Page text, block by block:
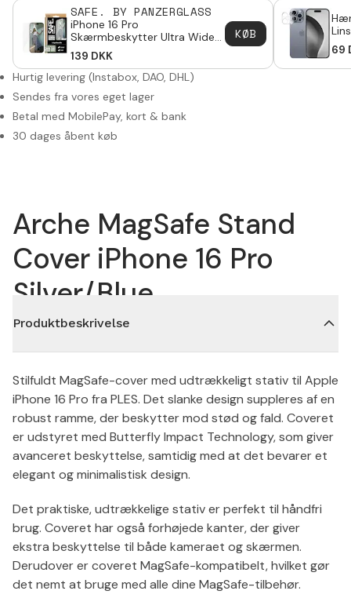
SAFE. BY PANZERGLASS
iPhone 16 Pro
Skærmbeskytter Ultra Wide
Fit (with EasyAligner)
139 DKK
KØB
Pro
69
Hurtig levering (Instabox, DAO, DHL)
Sendes fra vores eget lager
Betal med MobilePay, kort & bank
30 dages åbent køb
Arche MagSafe Stand
Cover iPhone 16 Pro
Silver/Blue
Produktbeskrivelse
Stilfuldt MagSafe-cover med udtrækkeligt stativ til Apple
iPhone 16 Pro fra PLES. Det slanke design suppleres af en
robust ramme, der beskytter mod stød og fald. Coveret
er udstyret med Butterfly Impact Technology, som giver
avanceret beskyttelse, samtidig med at det bevarer et
elegant og minimalistisk design.
Det praktiske, udtrækkelige stativ er perfekt til håndfri
brug. Coveret har også forhøjede kanter, der giver
ekstra beskyttelse til både kameraet og skærmen.
Derudover er coveret MagSafe-kompatibelt, hvilket gør
det nemt at bruge med alle dine MagSafe-tilbehør.